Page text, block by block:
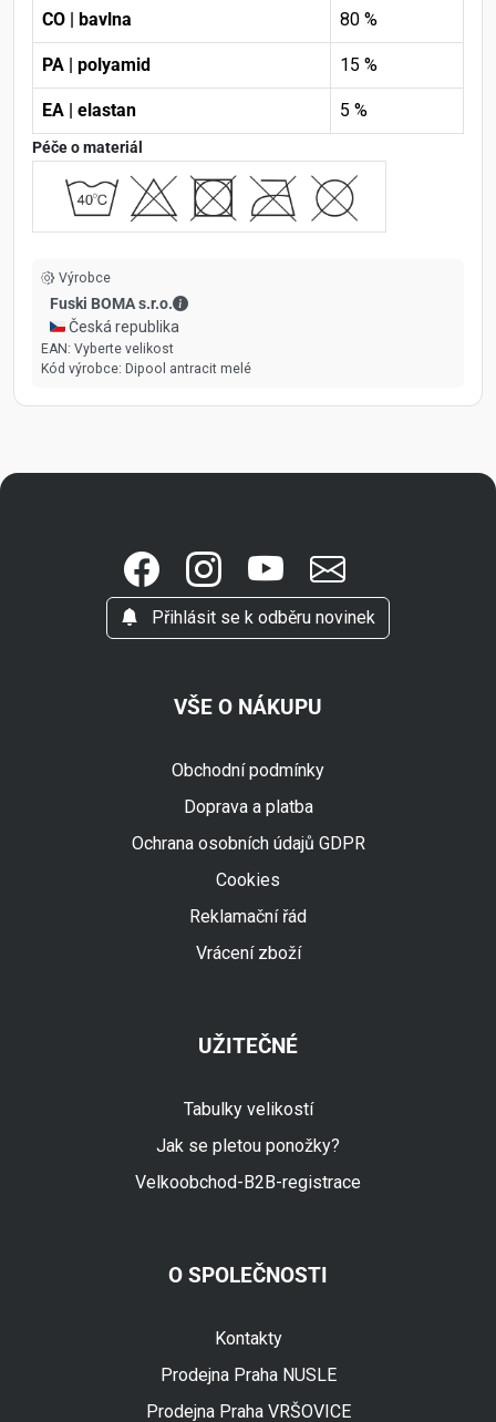
CO | bavlna 80 %
PA | polyamid 15 %
EA | elastan 5 %
Péče o materiál
Výrobce
Fuski BOMA s.r.o.
Fuski BOMA s.r.o. - Kontaktní údaje
🇨🇿 Česká republika
EAN: Vyberte velikost
Kód výrobce: Dipool antracit melé
Přihlásit se k odběru novinek
VŠE O NÁKUPU
Obchodní podmínky
Doprava a platba
Ochrana osobních údajů GDPR
Cookies
Reklamační řád
Vrácení zboží
UŽITEČNÉ
Tabulky velikostí
Jak se pletou ponožky?
Velkoobchod-B2B-registrace
O SPOLEČNOSTI
Kontakty
Prodejna Praha NUSLE
Prodejna Praha VRŠOVICE